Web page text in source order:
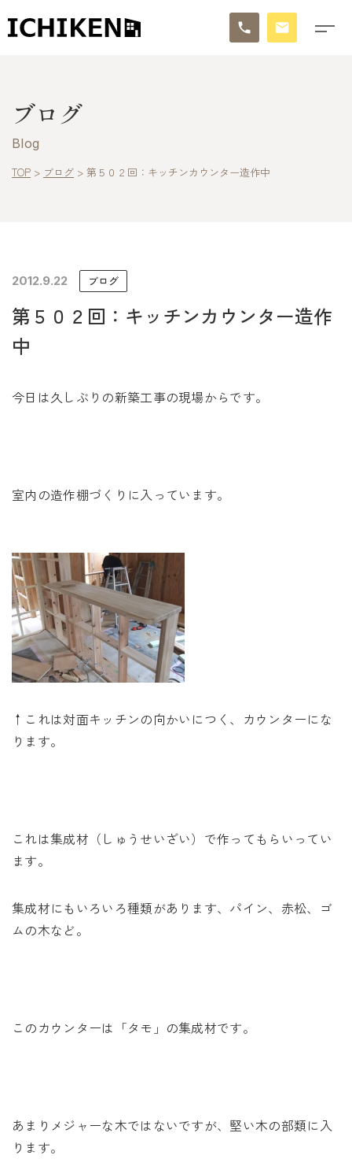
ブログ
モデルハウス
太陽に素直な家
会社情報
Tel. 0257-27-2157
ブログ
Blog
TOP > ブログ > 第５０２回：キッチンカウンター造作中
2012.9.22 ブログ
第５０２回：キッチンカウンター造作
中
今日は久しぶりの新築工事の現場からです。
室内の造作棚づくりに入っています。
↑これは対面キッチンの向かいにつく、カウンターにな
ります。
これは集成材（しゅうせいざい）で作ってもらいってい
ます。
集成材にもいろいろ種類があります、パイン、赤松、ゴ
ムの木など。
このカウンターは「タモ」の集成材です。
あまりメジャーな木ではないですが、堅い木の部類に入
ります。